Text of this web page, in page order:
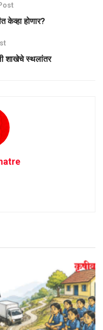
केव्हा होणार?
शाखेचे स्थलांतर